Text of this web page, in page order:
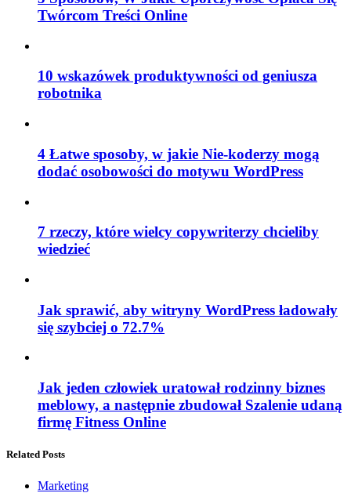
Twórcom Treści Online
10 wskazówek produktywności od geniusza
robotnika
4 Łatwe sposoby, w jakie Nie-koderzy mogą
dodać osobowości do motywu WordPress
7 rzeczy, które wielcy copywriterzy chcieliby
wiedzieć
Jak sprawić, aby witryny WordPress ładowały
się szybciej o 72.7%
Jak jeden człowiek uratował rodzinny biznes
meblowy, a następnie zbudował Szalenie udaną
firmę Fitness Online
Related Posts
Marketing